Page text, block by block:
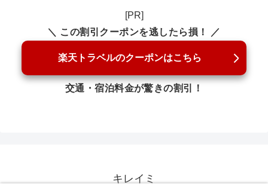
[PR]
＼ この割引クーポンを逃したら損！ ／
楽天トラベルのクーポンはこちら
交通・宿泊料金が驚きの割引！
キレイミ